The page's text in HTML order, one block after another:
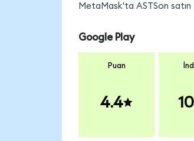
MetaMask'ta ASTSon satın
Google Play
Puan
4.4